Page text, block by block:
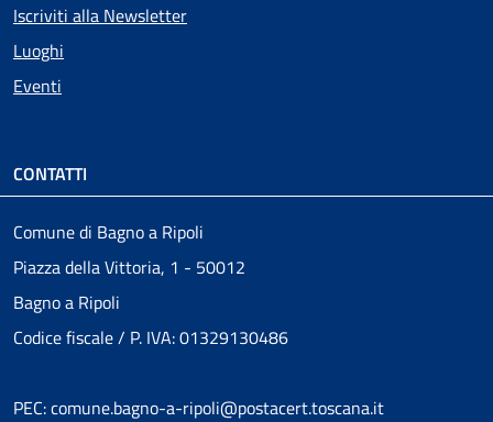
Iscriviti alla Newsletter
Luoghi
Eventi
CONTATTI
Comune di Bagno a Ripoli
Piazza della Vittoria, 1 - 50012
Bagno a Ripoli
Codice fiscale / P. IVA: 01329130486
PEC: comune.bagno-a-ripoli@postacert.toscana.it